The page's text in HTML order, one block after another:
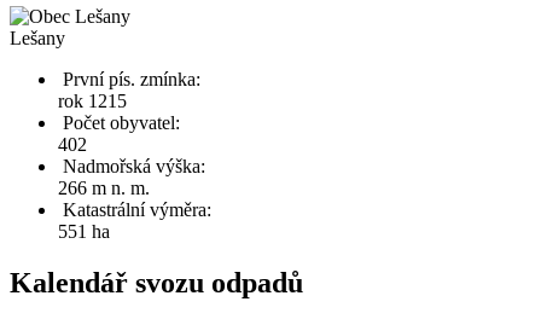
Lešany
První pís. zmínka:
rok 1215
Počet obyvatel:
402
Nadmořská výška:
266 m n. m.
Katastrální výměra:
551 ha
Kalendář svozu odpadů